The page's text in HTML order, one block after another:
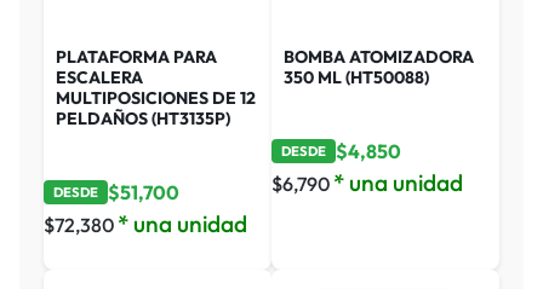
PLATAFORMA PARA
ESCALERA
MULTIPOSICIONES DE 12
PELDAÑOS (HT3135P)
DESDE $51,700
$72,380 * una unidad
BOMBA ATOMIZADORA
350 ML (HT50088)
DESDE $4,850
$6,790 * una unidad